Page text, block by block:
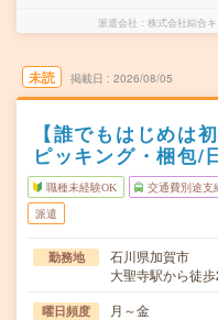
派遣会社 株式会社綜合
未読 掲載日 2026/08/05
【誰でもはじめは
ピッキング・梱包/
職種未経験OK 交通費別途支
派遣
勤務地
石川県加賀市
大聖寺駅から徒
曜日頻度 月～金